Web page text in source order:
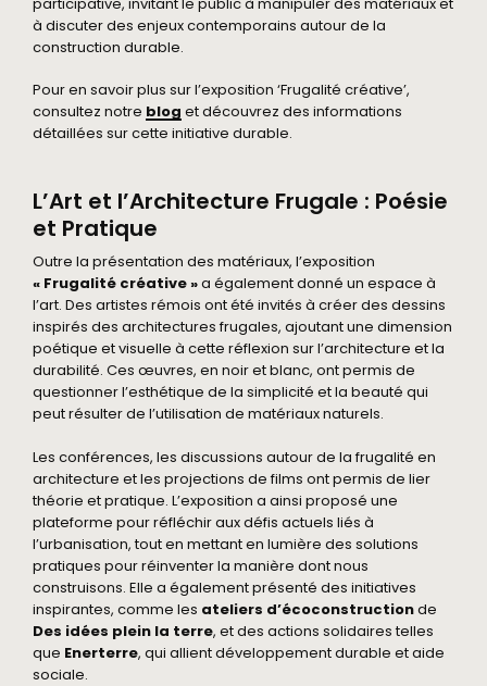
à discuter des enjeux contemporains autour de la
construction durable.
Pour en savoir plus sur l’exposition ‘Frugalité créative’,
consultez notre blog et découvrez des informations
détaillées sur cette initiative durable.
L’Art et l’Architecture Frugale : Poésie
et Pratique
Outre la présentation des matériaux, l’exposition
« Frugalité créative »a également donné un espace à
l’art. Des artistes rémois ont été invités à créer des dessins
inspirés des architectures frugales, ajoutant une dimension
poétique et visuelle à cette réflexion sur l’architecture et la
durabilité. Ces œuvres, en noir et blanc, ont permis de
questionner l’esthétique de la simplicité et la beauté qui
peut résulter de l’utilisation de matériaux naturels.
Les conférences, les discussions autour de la frugalité en
architecture et les projections de films ont permis de lier
théorie et pratique. L’exposition a ainsi proposé une
plateforme pour réfléchir aux défis actuels liés à
l’urbanisation, tout en mettant en lumière des solutions
pratiques pour réinventer la manière dont nous
construisons. Elle a également présenté des initiatives
inspirantes, comme les ateliers d’écoconstructionde
Des idées plein la terre, et des actions solidaires telles
que Enerterre, qui allient développement durable et aide
sociale.